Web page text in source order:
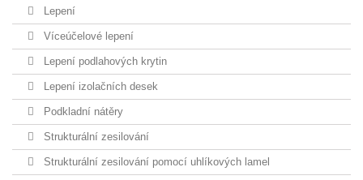
Lepení
Víceúčelové lepení
Lepení podlahových krytin
Lepení izolačních desek
Podkladní nátěry
Strukturální zesilování
Strukturální zesilování pomocí uhlíkových lamel